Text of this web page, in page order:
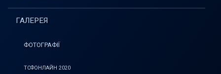
ГАЛЕРЕЯ
ФОТОГРАФІЇ
ТСФОНЛАЙН 2020